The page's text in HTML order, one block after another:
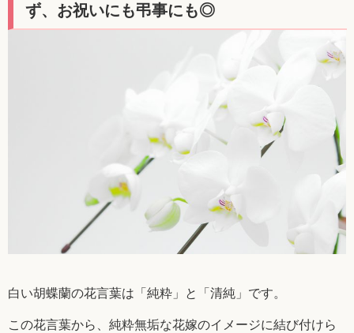
ず、お祝いにも弔事にも◎
白い胡蝶蘭の花言葉は「純粋」と「清純」です。
この花言葉から、純粋無垢な花嫁のイメージに結び付けら